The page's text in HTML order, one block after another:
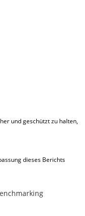
und geschützt zu halten,
dieses Berichts